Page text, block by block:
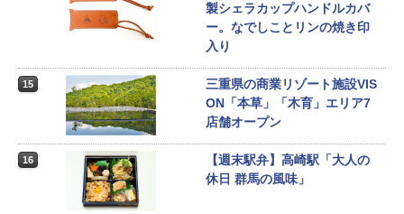
製シェラカップハンドルカバ
ー。なでしことリンの焼き印
入り
15
三重県の商業リゾート施設VIS
ON「本草」「木育」エリア7
店舗オープン
16
【週末駅弁】高崎駅「大人の
休日 群馬の風味」